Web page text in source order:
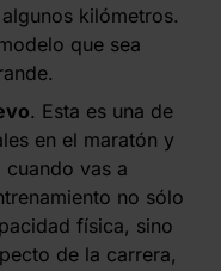
kilómetros.
que sea
. Esta es una de
en el maratón y
cuando vas a
no sólo
física, sino
de la carrera,